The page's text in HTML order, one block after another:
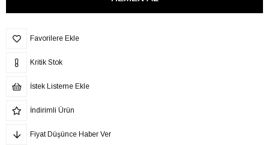
Favorilere Ekle
Kritik Stok
İstek Listeme Ekle
İndirimli Ürün
Fiyat Düşünce Haber Ver